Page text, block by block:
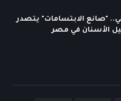
"صانع الابتسامات" يتصدر
الأسنان في مصر